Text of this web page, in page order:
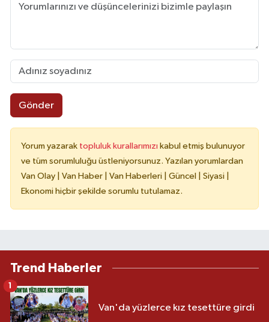
Gönder
Yorum yazarak topluluk kurallarımızı kabul etmiş bulunuyor
ve tüm sorumluluğu üstleniyorsunuz. Yazılan yorumlardan
Van Olay | Van Haber | Van Haberleri | Güncel | Siyasi |
Ekonomi hiçbir şekilde sorumlu tutulamaz.
Trend Haberler
Van'da yüzlerce kız tesettüre girdi
1